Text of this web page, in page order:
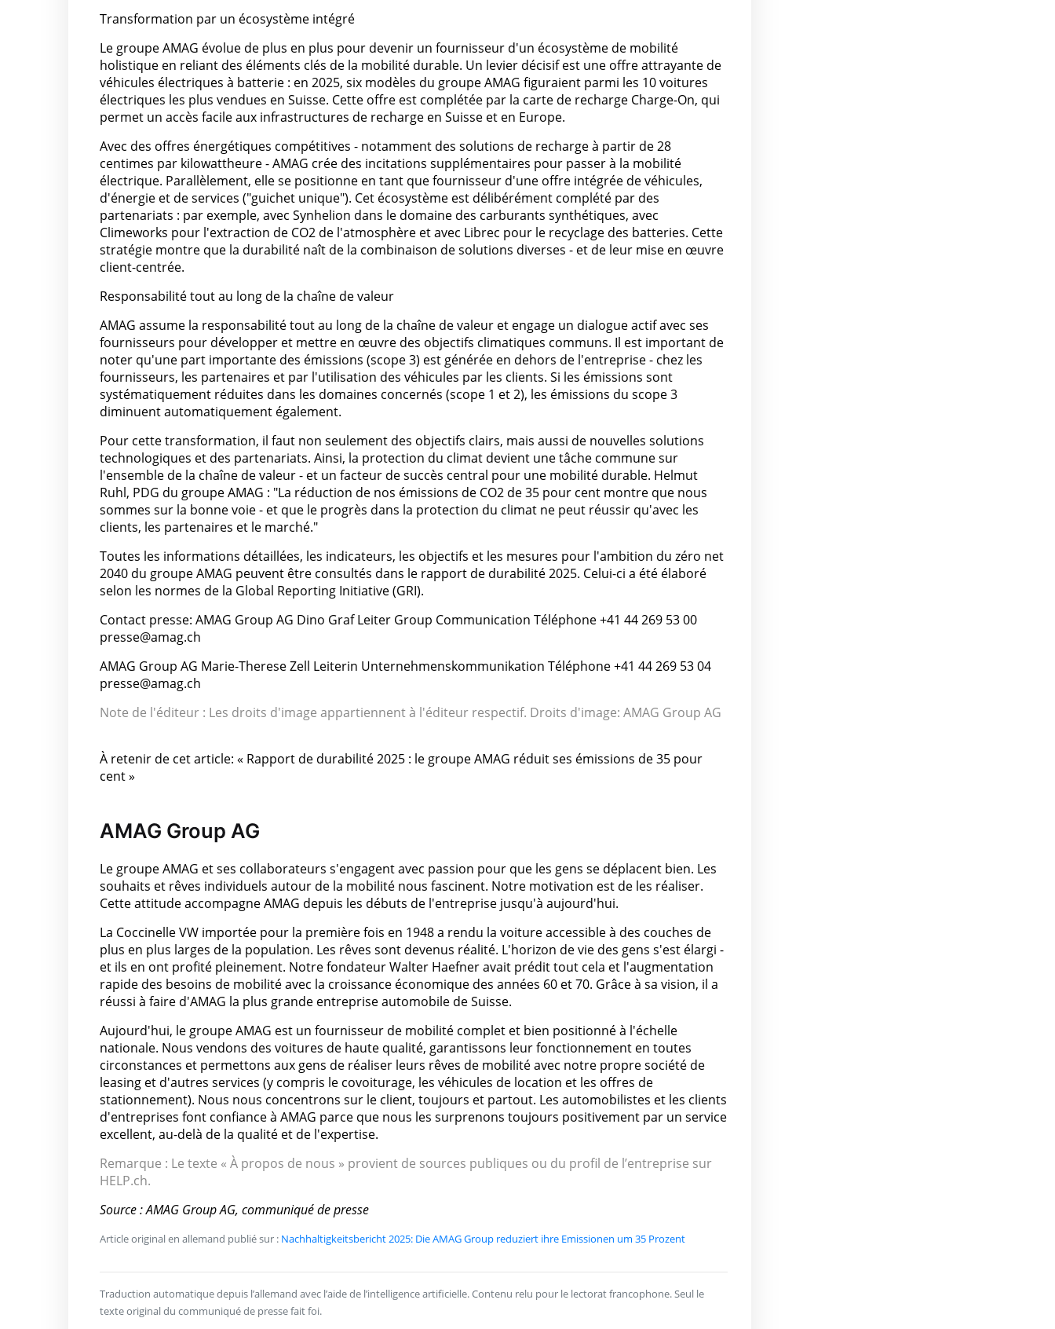
Transformation par un écosystème intégré
Le groupe AMAG évolue de plus en plus pour devenir un fournisseur d'un écosystème de mobilité
holistique en reliant des éléments clés de la mobilité durable. Un levier décisif est une offre attrayante de
véhicules électriques à batterie : en 2025, six modèles du groupe AMAG figuraient parmi les 10 voitures
électriques les plus vendues en Suisse. Cette offre est complétée par la carte de recharge Charge-On, qui
permet un accès facile aux infrastructures de recharge en Suisse et en Europe.
Avec des offres énergétiques compétitives - notamment des solutions de recharge à partir de 28
centimes par kilowattheure - AMAG crée des incitations supplémentaires pour passer à la mobilité
électrique. Parallèlement, elle se positionne en tant que fournisseur d'une offre intégrée de véhicules,
d'énergie et de services ("guichet unique"). Cet écosystème est délibérément complété par des
partenariats : par exemple, avec Synhelion dans le domaine des carburants synthétiques, avec
Climeworks pour l'extraction de CO2 de l'atmosphère et avec Librec pour le recyclage des batteries. Cette
stratégie montre que la durabilité naît de la combinaison de solutions diverses - et de leur mise en œuvre
client-centrée.
Responsabilité tout au long de la chaîne de valeur
AMAG assume la responsabilité tout au long de la chaîne de valeur et engage un dialogue actif avec ses
fournisseurs pour développer et mettre en œuvre des objectifs climatiques communs. Il est important de
noter qu'une part importante des émissions (scope 3) est générée en dehors de l'entreprise - chez les
fournisseurs, les partenaires et par l'utilisation des véhicules par les clients. Si les émissions sont
systématiquement réduites dans les domaines concernés (scope 1 et 2), les émissions du scope 3
diminuent automatiquement également.
Pour cette transformation, il faut non seulement des objectifs clairs, mais aussi de nouvelles solutions
technologiques et des partenariats. Ainsi, la protection du climat devient une tâche commune sur
l'ensemble de la chaîne de valeur - et un facteur de succès central pour une mobilité durable. Helmut
Ruhl, PDG du groupe AMAG : "La réduction de nos émissions de CO2 de 35 pour cent montre que nous
sommes sur la bonne voie - et que le progrès dans la protection du climat ne peut réussir qu'avec les
clients, les partenaires et le marché."
Toutes les informations détaillées, les indicateurs, les objectifs et les mesures pour l'ambition du zéro net
2040 du groupe AMAG peuvent être consultés dans le rapport de durabilité 2025. Celui-ci a été élaboré
selon les normes de la Global Reporting Initiative (GRI).
Contact presse: AMAG Group AG Dino Graf Leiter Group Communication Téléphone +41 44 269 53 00
presse@amag.ch
AMAG Group AG Marie-Therese Zell Leiterin Unternehmenskommunikation Téléphone +41 44 269 53 04
presse@amag.ch
Note de l'éditeur : Les droits d'image appartiennent à l'éditeur respectif. Droits d'image: AMAG Group AG
À retenir de cet article: « Rapport de durabilité 2025 : le groupe AMAG réduit ses émissions de 35 pour
cent »
AMAG Group AG
Le groupe AMAG et ses collaborateurs s'engagent avec passion pour que les gens se déplacent bien. Les
souhaits et rêves individuels autour de la mobilité nous fascinent. Notre motivation est de les réaliser.
Cette attitude accompagne AMAG depuis les débuts de l'entreprise jusqu'à aujourd'hui.
La Coccinelle VW importée pour la première fois en 1948 a rendu la voiture accessible à des couches de
plus en plus larges de la population. Les rêves sont devenus réalité. L'horizon de vie des gens s'est élargi -
et ils en ont profité pleinement. Notre fondateur Walter Haefner avait prédit tout cela et l'augmentation
rapide des besoins de mobilité avec la croissance économique des années 60 et 70. Grâce à sa vision, il a
réussi à faire d'AMAG la plus grande entreprise automobile de Suisse.
Aujourd'hui, le groupe AMAG est un fournisseur de mobilité complet et bien positionné à l'échelle
nationale. Nous vendons des voitures de haute qualité, garantissons leur fonctionnement en toutes
circonstances et permettons aux gens de réaliser leurs rêves de mobilité avec notre propre société de
leasing et d'autres services (y compris le covoiturage, les véhicules de location et les offres de
stationnement). Nous nous concentrons sur le client, toujours et partout. Les automobilistes et les clients
d'entreprises font confiance à AMAG parce que nous les surprenons toujours positivement par un service
excellent, au-delà de la qualité et de l'expertise.
Remarque : Le texte « À propos de nous » provient de sources publiques ou du profil de l’entreprise sur
HELP.ch.
Source : AMAG Group AG, communiqué de presse
Article original en allemand publié sur : Nachhaltigkeitsbericht 2025: Die AMAG Group reduziert ihre Emissionen um 35 Prozent
Traduction automatique depuis l’allemand avec l’aide de l’intelligence artificielle. Contenu relu pour le lectorat francophone. Seul le
texte original du communiqué de presse fait foi.